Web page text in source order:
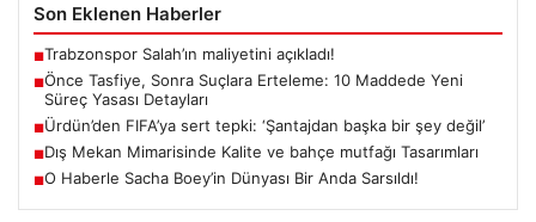
Son Eklenen Haberler
■Trabzonspor Salah’ın maliyetini açıkladı!
■Önce Tasfiye, Sonra Suçlara Erteleme: 10 Maddede Yeni
Süreç Yasası Detayları
■Ürdün’den FIFA’ya sert tepki: ‘Şantajdan başka bir şey değil’
■Dış Mekan Mimarisinde Kalite ve bahçe mutfağı Tasarımları
■O Haberle Sacha Boey’in Dünyası Bir Anda Sarsıldı!